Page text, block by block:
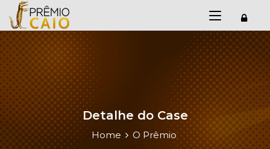
Detalhe do Case
Home O Prêmio